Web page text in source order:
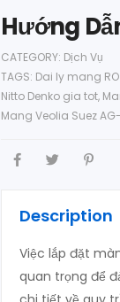
Hướng
CATEGORY: Dịch Vụ
TAGS: Dai ly mang
Nitto Denko gia tot,
Mang Veolia Suez
Description
Việc lắp đặt
quan trọng để